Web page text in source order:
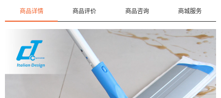
商品详情 商品评价 商品咨询 商城服务